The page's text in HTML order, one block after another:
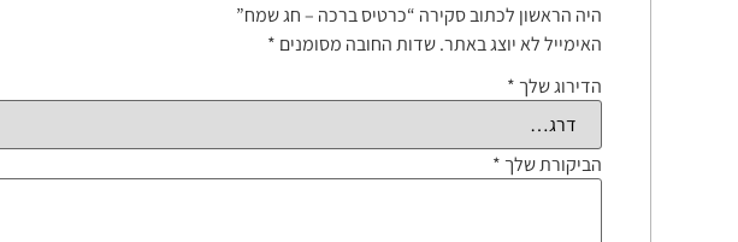
היה הראשון לכתוב סקירה “כרטיס ברכה – חג שמח”
האימייל לא יוצג באתר.שדות החובה מסומנים *
הדירוג שלך *
הביקורת שלך *